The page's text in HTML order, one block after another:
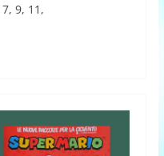
9, 11,